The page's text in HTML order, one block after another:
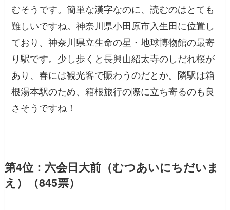
むそうです。簡単な漢字なのに、読むのはとても
難しいですね。神奈川県小田原市入生田に位置し
ており、神奈川県立生命の星・地球博物館の最寄
り駅です。少し歩くと長興山紹太寺のしだれ桜が
あり、春には観光客で賑わうのだとか。隣駅は箱
根湯本駅のため、箱根旅行の際に立ち寄るのも良
さそうですね！
第4位：六会日大前（むつあいにちだいま
え）（845票）